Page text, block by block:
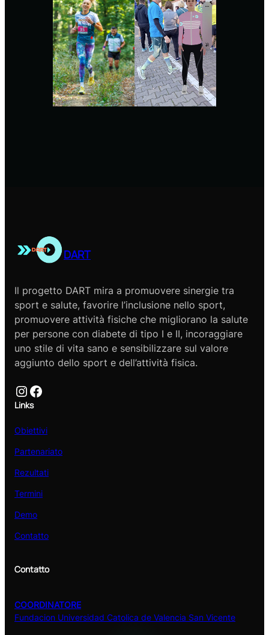
DART
Il progetto DART mira a promuovere sinergie tra
sport e salute, favorire l’inclusione nello sport,
promuovere attività fisiche che migliorano la salute
per persone con diabete di tipo I e II, incoraggiare
uno stile di vita sano e sensibilizzare sul valore
aggiunto dello sport e dell’attività fisica.
Instagram Facebook
Links
Obiettivi
Partenariato
Rezultati
Termini
Demo
Contatto
Contatto
COORDINATORE
Fundacion Universidad Catolica de Valencia San Vicente